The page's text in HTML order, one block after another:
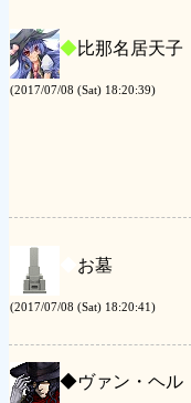
◆比那名居天子
(2017/07/08 (Sat) 18:20:39)
お墓
(2017/07/08 (Sat) 18:20:41)
◆ヴァン・ヘル